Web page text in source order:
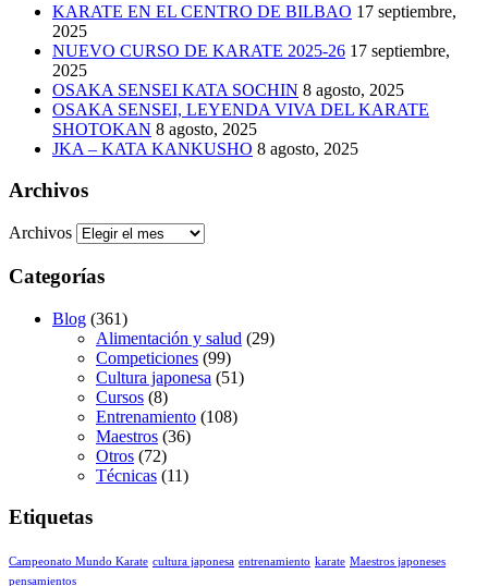
KARATE EN EL CENTRO DE BILBAO 17 septiembre,
2025
NUEVO CURSO DE KARATE 2025-26 17 septiembre,
2025
OSAKA SENSEI KATA SOCHIN 8 agosto, 2025
OSAKA SENSEI, LEYENDA VIVA DEL KARATE
SHOTOKAN 8 agosto, 2025
JKA – KATA KANKUSHO 8 agosto, 2025
Archivos
Archivos
Categorías
Blog (361)
Alimentación y salud (29)
Competiciones (99)
Cultura japonesa (51)
Cursos (8)
Entrenamiento (108)
Maestros (36)
Otros (72)
Técnicas (11)
Etiquetas
Campeonato Mundo Karate cultura japonesa entrenamiento karate Maestros japoneses
pensamientos